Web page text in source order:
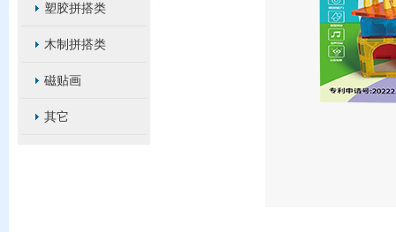
塑胶拼搭类
木制拼搭类
磁贴画
其它